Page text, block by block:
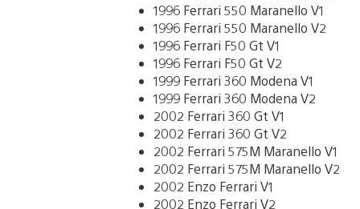
1996 Ferrari 550 Maranello V1
1996 Ferrari 550 Maranello V2
1996 Ferrari F50 Gt V1
1996 Ferrari F50 Gt V2
1999 Ferrari 360 Modena V1
1999 Ferrari 360 Modena V2
2002 Ferrari 360 Gt V1
2002 Ferrari 360 Gt V2
2002 Ferrari 575M Maranello V1
2002 Ferrari 575M Maranello V2
2002 Enzo Ferrari V1
2002 Enzo Ferrari V2